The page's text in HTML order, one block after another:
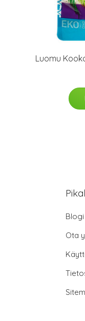
Luomu
Blogi
Ota